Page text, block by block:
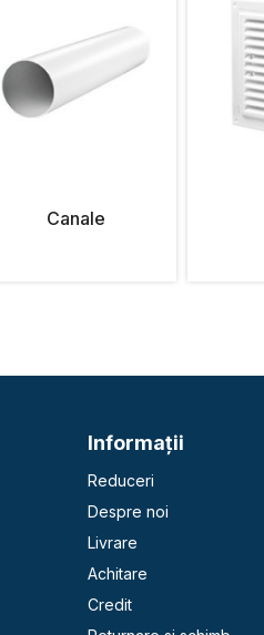
Canale
Informaţii
Reduceri
Despre noi
Livrare
Achitare
Credit